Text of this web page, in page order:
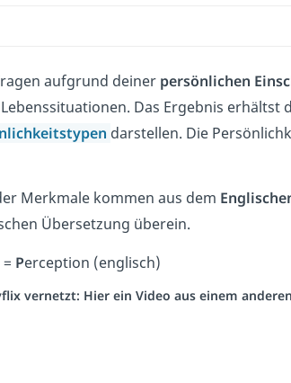
aufgrund deiner persönlichen
Das Ergebnis erhältst
darstellen. Die
Merkmale kommen aus dem
Übersetzung überein.
Perception (englisch)
vernetzt: Hier ein Video aus einem